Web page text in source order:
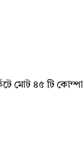
মোট ৪৫ টি